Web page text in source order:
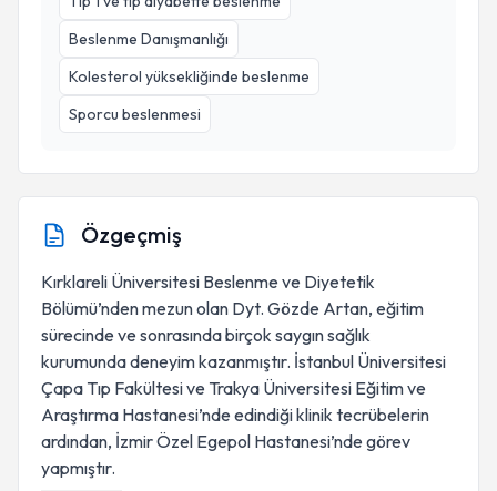
Beslenme Danışmanlığı
Kolesterol yüksekliğinde beslenme
Sporcu beslenmesi
Özgeçmiş
Kırklareli Üniversitesi Beslenme ve Diyetetik
Bölümü’nden mezun olan Dyt. Gözde Artan, eğitim
sürecinde ve sonrasında birçok saygın sağlık
kurumunda deneyim kazanmıştır. İstanbul Üniversitesi
Çapa Tıp Fakültesi ve Trakya Üniversitesi Eğitim ve
Araştırma Hastanesi’nde edindiği klinik tecrübelerin
ardından, İzmir Özel Egepol Hastanesi’nde görev
yapmıştır.